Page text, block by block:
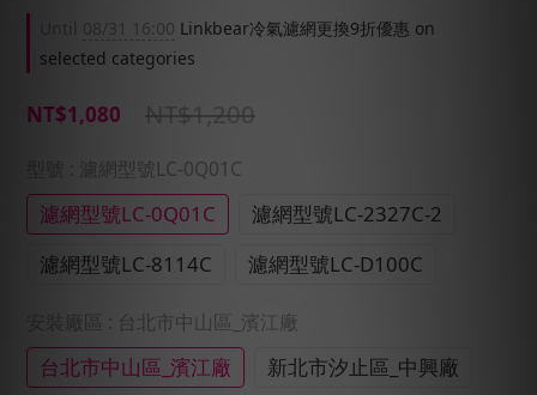
08/31 16:00 Linkbear冷氣濾網更換9折優惠 on
selected categories
NT$1,200
NT$1,080
: 濾網型號LC-0Q01C
濾網型號LC-0Q01C
濾網型號LC-2327C-2
濾網型號LC-8114C
濾網型號LC-D100C
安裝廠區 : 台北市中山區_濱江廠
台北市中山區_濱江廠
新北市汐止區_中興廠